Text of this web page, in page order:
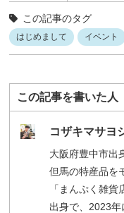
この記事のタグ
はじめまして イベント
この記事を書いた人
コザキマサヨ
大阪府豊中市出
但馬の特産品を
「まんぷく雑
出身で、2023